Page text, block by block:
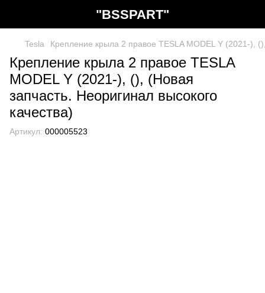
"BSSPART"
Tesla Крепление крыла 2 правое TESLA MODEL Y (2021-),
Крепление крыла 2 правое TESLA
MODEL Y (2021-), (), (Новая
запчасть. Неоригинал высокого
качества)
Артикул: 000005523